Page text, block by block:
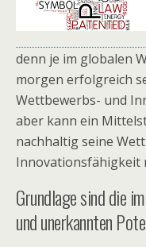
denn je im globalen
morgen erfolgreich
Wettbewerbs- und
aber kann ein
nachhaltig seine
Innovationsfähigkeit
Grundlage sind die
und unerkannten